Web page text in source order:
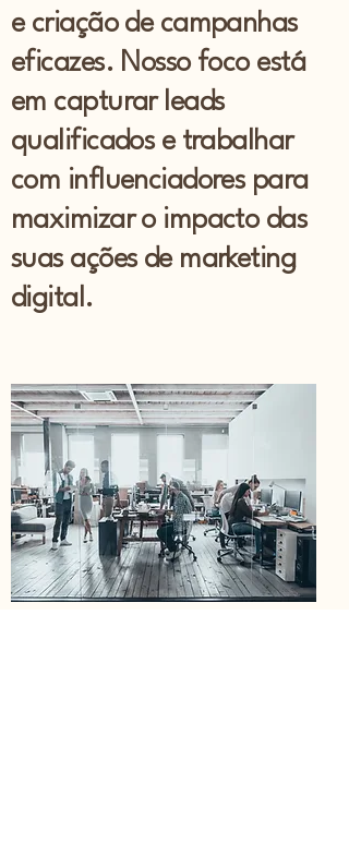
e criação de campanhas
eficazes. Nosso foco está
em capturar leads
qualificados e trabalhar
com influenciadores para
maximizar o impacto das
suas ações de marketing
digital.